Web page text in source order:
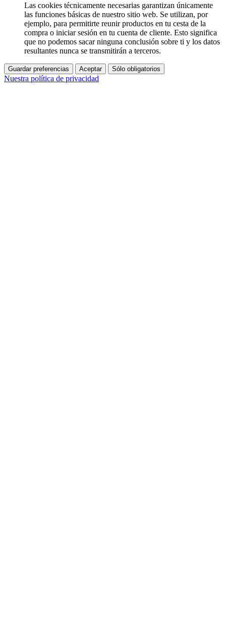
Las cookies técnicamente necesarias garantizan únicamente
las funciones básicas de nuestro sitio web. Se utilizan, por
ejemplo, para permitirte reunir productos en tu cesta de la
compra o iniciar sesión en tu cuenta de cliente. Esto significa
que no podemos sacar ninguna conclusión sobre ti y los datos
resultantes nunca se transmitirán a terceros.
Guardar preferencias Aceptar Sólo obligatorios
Nuestra política de privacidad